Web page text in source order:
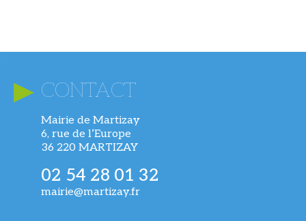
CONTACT
Mairie de Martizay
6, rue de l’Europe
36 220 MARTIZAY
02 54 28 01 32
mairie@martizay.fr